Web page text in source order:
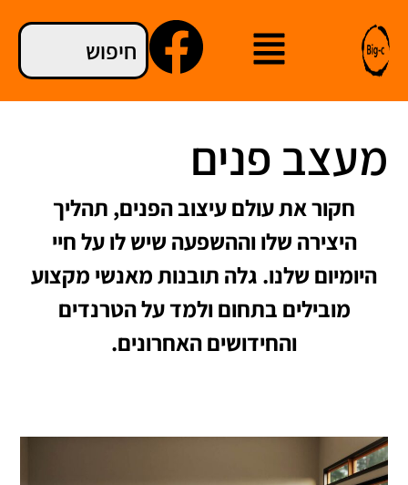
מעצב פנים
חקור את עולם עיצוב הפנים, תהליך
היצירה שלו וההשפעה שיש לו על חיי
היומיום שלנו. גלה תובנות מאנשי מקצוע
מובילים בתחום ולמד על הטרנדים
והחידושים האחרונים.